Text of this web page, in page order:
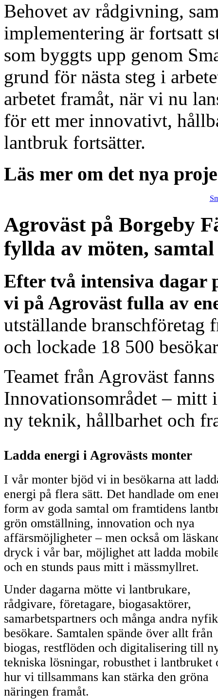
Behovet av rådgivning,
implementering är fortsatt
som byggts upp genom
grund för nästa steg i
arbetet framåt, när vi nu
för ett mer innovativt,
lantbruk fortsätter.
Läs mer om det nya
Agroväst på Borgeby
fyllda av möten,
Efter två intensiva dagar
vi på Agroväst fulla av
utställande branschföretag
och lockade 18 500
Teamet från Agroväst
Innovationsområdet – mitt
ny teknik, hållbarhet och
Ladda energi i Agrovästs monter
I vår monter bjöd vi in besökarna att
energi på flera sätt. Det handlade om
form av goda samtal om framtidens
grön omställning, innovation och nya
affärsmöjligheter – men också om
dryck i vår bar, möjlighet att ladda
och en stunds paus mitt i mässmyllret.
Under dagarna mötte vi lantbrukare,
rådgivare, företagare, biogasaktörer,
samarbetspartners och många andra
besökare. Samtalen spände över allt från
biogas, restflöden och digitalisering till
tekniska lösningar, robusthet i lantbruket
hur vi tillsammans kan stärka den gröna
näringen framåt.